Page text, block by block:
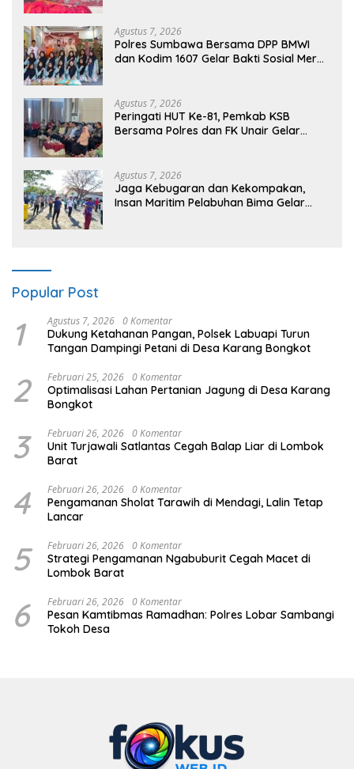
Agustus 7, 2026
Polres Sumbawa Bersama DPP BMWI
dan Kodim 1607 Gelar Bakti Sosial Merah
Agustus 7, 2026
Peringati HUT Ke-81, Pemkab KSB
Bersama Polres dan FK Unair Gelar
Agustus 7, 2026
Jaga Kebugaran dan Kekompakan,
Insan Maritim Pelabuhan Bima Gelar
Popular Post
1 Agustus 7, 2026 0 Komentar
Dukung Ketahanan Pangan, Polsek Labuapi Turun
Tangan Dampingi Petani di Desa Karang Bongkot
2 Februari 25, 2026 0 Komentar
Optimalisasi Lahan Pertanian Jagung di Desa Karang
Bongkot
3 Februari 26, 2026 0 Komentar
Unit Turjawali Satlantas Cegah Balap Liar di Lombok
Barat
4 Februari 26, 2026 0 Komentar
Pengamanan Sholat Tarawih di Mendagi, Lalin Tetap
Lancar
5 Februari 26, 2026 0 Komentar
Strategi Pengamanan Ngabuburit Cegah Macet di
Lombok Barat
6 Februari 26, 2026 0 Komentar
Pesan Kamtibmas Ramadhan: Polres Lobar Sambangi
Tokoh Desa